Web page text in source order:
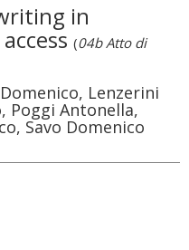
in
(04b Atto di
Lenzerini
Poggi Antonella,
Savo Domenico